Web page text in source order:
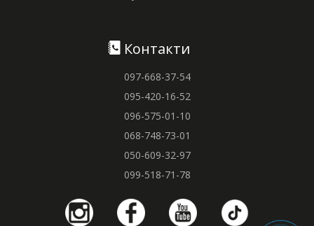
Контакти
097-668-37-54
095-420-16-52
096-575-01-10
068-748-73-01
050-609-32-97
099-518-71-78